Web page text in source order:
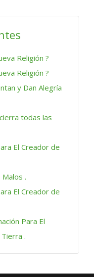
Religión ?
Religión ?
y Dan Alegría
todas las
El Creador de
.
El Creador de
Para El
.